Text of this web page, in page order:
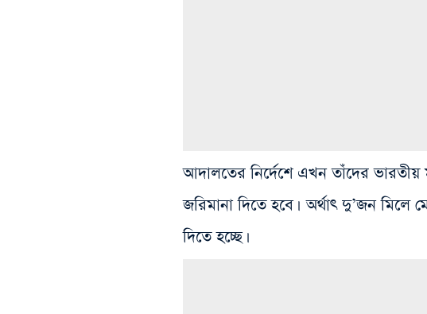
আদালতের নির্দেশে এখন তাঁদের ভারতীয়
জরিমানা দিতে হবে। অর্থাৎ দু’জন
দিতে হচ্ছে।